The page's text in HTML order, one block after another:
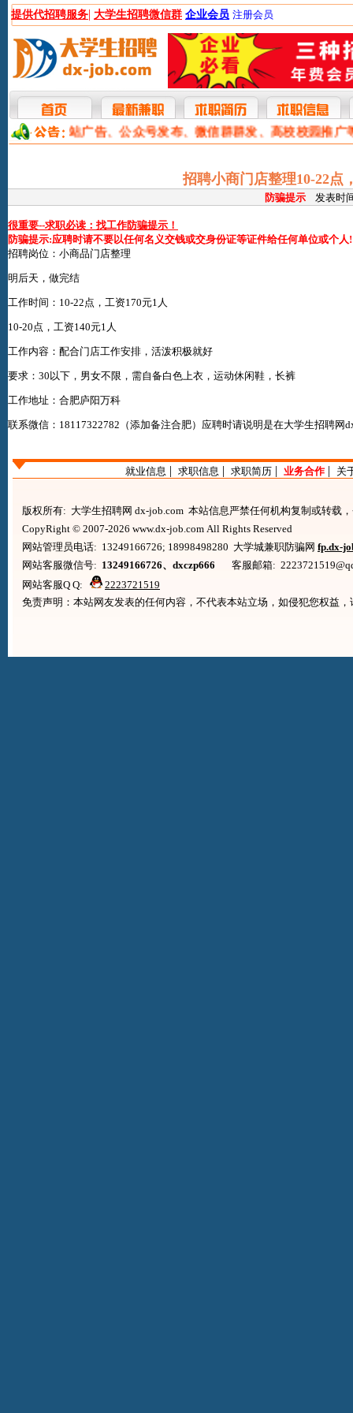
提供代招聘服务| 大学生招聘微信群 企业会员 注册会员
本网提供网站广告、公众号发布、微信群群发、高校校园推
招聘小商门店整理10-22点
防骗提示 发表时
很重要--求职必读：找工作防骗提示！
防骗提示:应聘时请不要以任何名义交钱或交身份证等证件给任何单位或个人!
招聘岗位：小商品门店整理
明后天，做完结
工作时间：10-22点，工资170元1人
10-20点，工资140元1人
工作内容：配合门店工作安排，活泼积极就好
要求：30以下，男女不限，需自备白色上衣，运动休闲鞋，长裤
工作地址：合肥庐阳万科
联系微信：18117322782（添加备注合肥）应聘时请说明是在大学生招聘网
就业信息 | 求职信息 | 求职简历| 业务合作| 关
版权所有: 大学生招聘网 dx-job.com 本站信息严禁任何机构复制或转载
CopyRight © 2007-2026 www.dx-job.com All Rights Reserved
网站管理员电话: 13249166726; 18998498280 大学城兼职防骗网 fp.dx-
网站客服微信号: 13249166726、dxczp666 客服邮箱:
网站客服Q Q:
2223721519
免责声明：本站网友发表的任何内容，不代表本站立场，如侵犯您权益